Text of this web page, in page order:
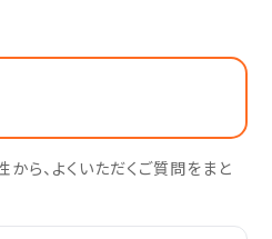
ら、よくいただくご質問をまと